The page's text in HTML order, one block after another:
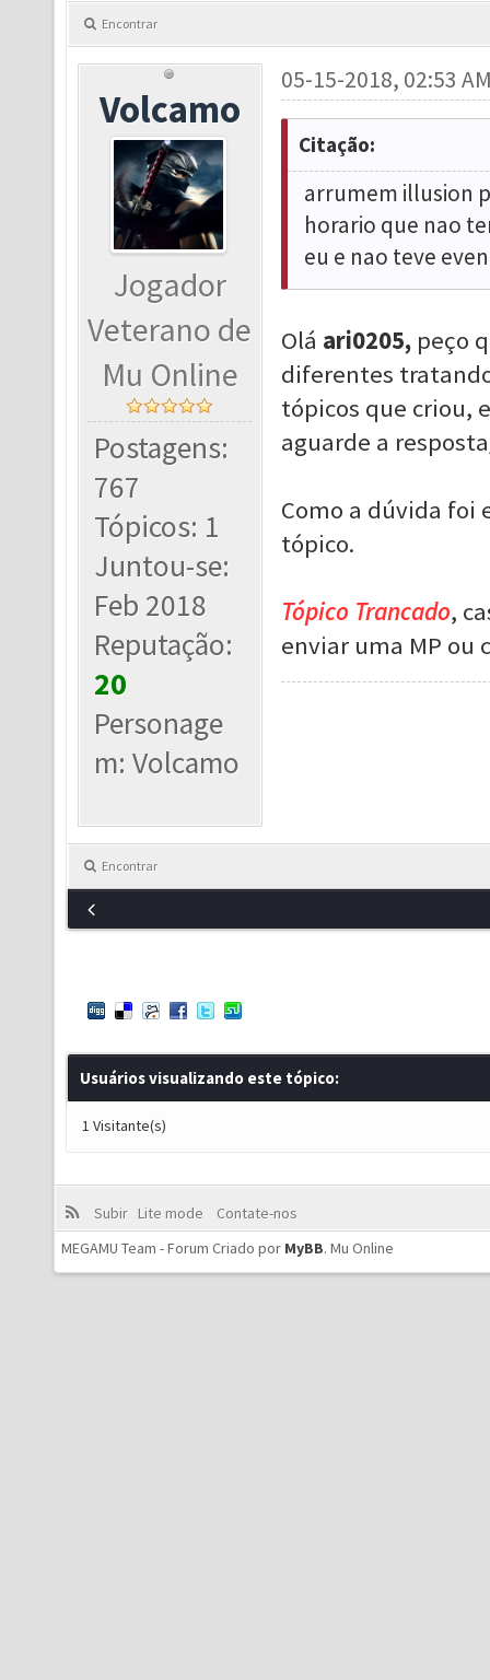
Encontrar
Volcamo
Jogador
Veterano de
Mu Online
Postagens:
767
Tópicos: 1
Juntou-se:
Feb 2018
Reputação:
20
Personage
m: Volcamo
05-15-2018, 02:53
Citação:
arrumem illusion
horario que nao
eu e nao teve
Olá ari0205, peço
diferentes
tópicos que criou,
aguarde a
Como a dúvida foi
tópico.
Tópico Trancado,
enviar uma MP ou
Encontrar
Usuários visualizando este tópico:
1 Visitante(s)
Subir Lite mode
Contate-nos
MEGAMU Team - Forum Criado por MyBB. Mu Online